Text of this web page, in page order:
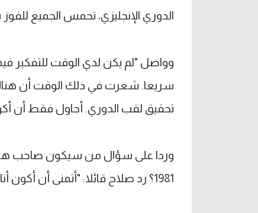
الدوري الإنجليزي، تحمس الجميع
وواصل "لم يكن لدي الوقت للتفكير
تحقيق لقب الدوري. أحاول فقط أن
1981؟ رد صلاح قائلا: "أتمنى أن أكون أنا".